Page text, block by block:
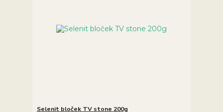
Selenit bloček TV stone 200g